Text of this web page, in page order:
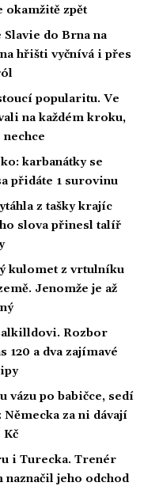
okamžitě zpět
do Brna na
hřišti vyčnívá i přes
popularitu. Ve
na každém kroku,
nechce
karbanátky se
přidáte 1 surovinu
z tašky krajíc
slova přinesl talíř
kulomet z vrtulníku
Jenomže je až
Rozbor
120 a dva zajímavé
vázu po babičce, sedí
za ni dávají
Kč
i Turecka. Trenér
naznačil jeho odchod